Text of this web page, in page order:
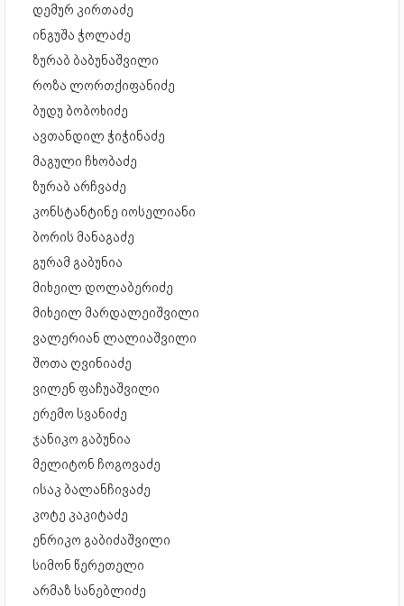
დემურ კირთაძე
ინგუშა ჭოლაძე
ზურაბ ბაბუნაშვილი
როზა ლორთქიფანიძე
ბუდუ ბობოხიძე
ავთანდილ ჭიჭინაძე
მაგული ჩხობაძე
ზურაბ არჩვაძე
კონსტანტინე იოსელიანი
ბორის მანაგაძე
გურამ გაბუნია
მიხეილ დოლაბერიძე
მიხეილ მარდალეიშვილი
ვალერიან ლალიაშვილი
შოთა ღვინიაძე
ვილენ ფაჩუაშვილი
ერემო სვანიძე
ჯანიკო გაბუნია
მელიტონ ჩოგოვაძე
ისაკ ბალანჩივაძე
კოტე კაკიტაძე
ენრიკო გაბიძაშვილი
სიმონ წერეთელი
არმაზ სანებლიძე